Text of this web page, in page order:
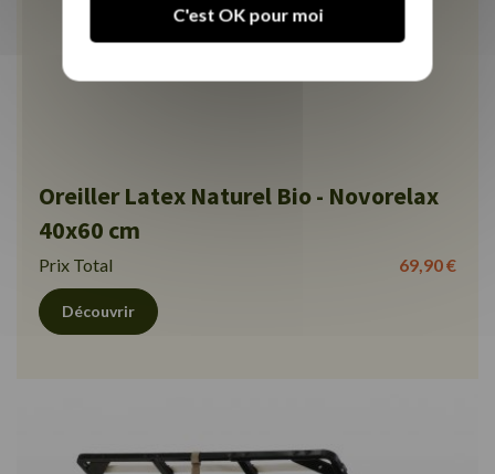
Oreiller Latex Naturel Bio - Novorelax
40x60 cm
Prix Total 69,90 €
Découvrir
C'est OK pour moi